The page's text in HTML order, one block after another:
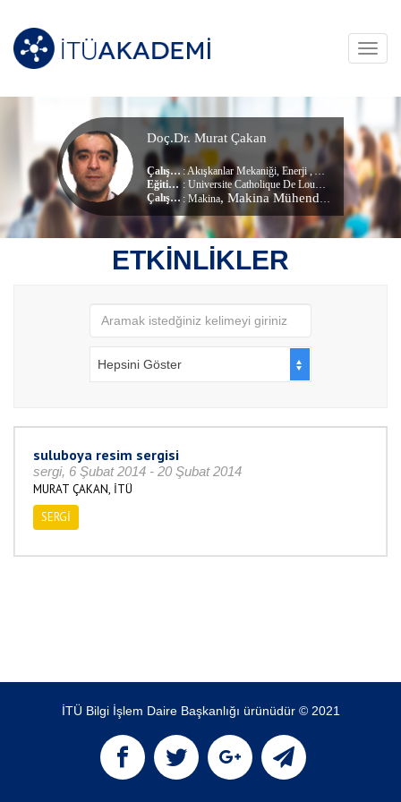
Doç.Dr. Murat Çakan
Çalışma Alanları:Akışkanlar Mekaniği, Enerji,Akım Makinaları
Eğitim Durumu
: Universite Catholique De Louvain, (Doktora)
Çalıştığı Birim :Makina, Makina Mühendisliği Bölümü
ETKİNLİKLER
Hepsini Göster
suluboya resim sergisi
sergi, 6 Şubat 2014 - 20 Şubat 2014
MURAT ÇAKAN, İTÜ
SERGİ
İTÜ Bilgi İşlem Daire Başkanlığı ürünüdür © 2021